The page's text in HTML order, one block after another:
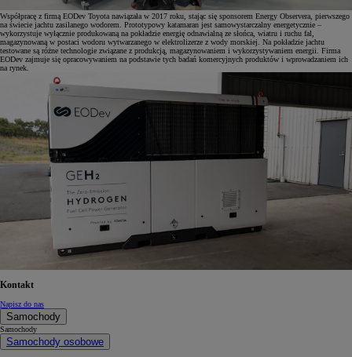
Współpracę z firmą EODev Toyota nawiązała w 2017 roku, stając się sponsorem Energy Observera, pierwszego
na świecie jachtu zasilanego wodorem. Prototypowy katamaran jest samowystarczalny energetycznie –
wykorzystuje wyłącznie produkowaną na pokładzie energię odnawialną ze słońca, wiatru i ruchu fal,
magazynowaną w postaci wodoru wytwarzanego w elektrolizerze z wody morskiej. Na pokładzie jachtu
testowane są różne technologie związane z produkcją, magazynowaniem i wykorzystywaniem energii. Firma
EODev zajmuje się opracowywaniem na podstawie tych badań komercyjnych produktów i wprowadzaniem ich
na rynek.
Kontakt
Napisz do nas
Samochody
Samochody
Samochody osobowe